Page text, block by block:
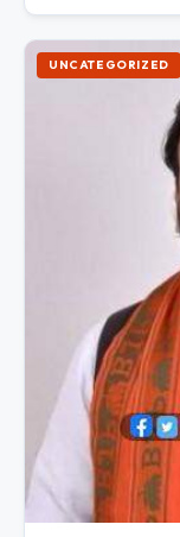
UNCATEGORIZED